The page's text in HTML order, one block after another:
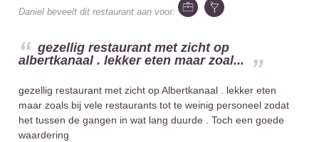
Daniel beveelt dit restaurant aan voor:
gezellig restaurant met zicht op
albertkanaal . lekker eten maar zoal...
gezellig restaurant met zicht op Albertkanaal . lekker eten
maar zoals bij vele restaurants tot te weinig personeel zodat
het tussen de gangen in wat lang duurde . Toch een goede
waardering